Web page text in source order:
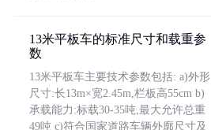
13米平板车的标准尺寸和载重参
数
13米平板车主要技术参数包括: a)外形
尺寸:长13m×宽2.45m,栏板高55cm b)
承载能力:标载30-35吨,最大允许总重
49吨 c)符合国家道路车辆外廓尺寸及